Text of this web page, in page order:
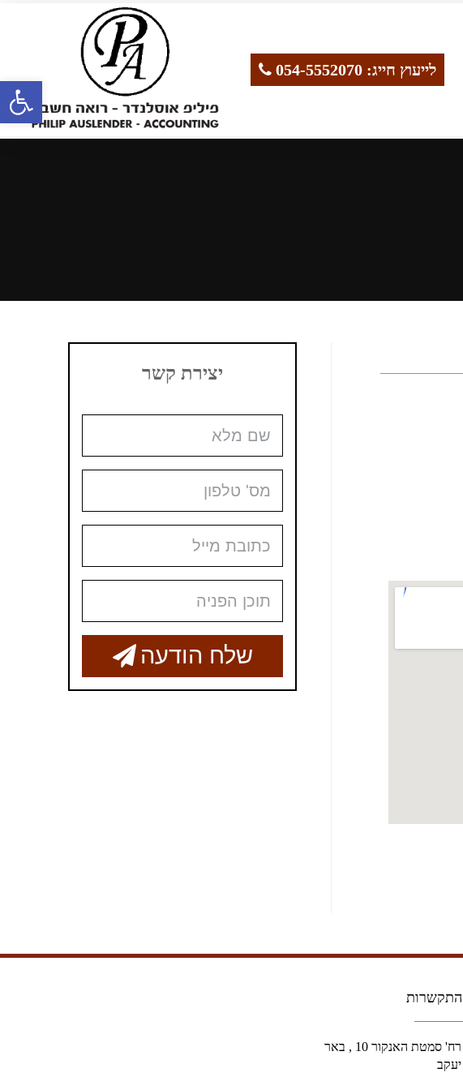
פתח סרגל נגישות
לייעוץ חייג: 054-5552070
יצירת קשר
שלח הודעה
התקשרות
רח' סמטת האנקור 10 , באר
יעקב